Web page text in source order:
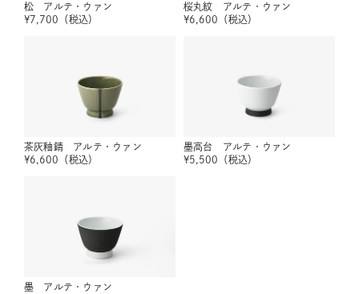
松 アルテ・ウァン
¥7,700 （税込）
桜丸紋 アルテ・ウァン
¥6,600 （税込）
茶灰釉錆 アルテ・ウァン
¥6,600 （税込）
墨高台 アルテ・ウァン
¥5,500 （税込）
墨 アルテ・ウァン